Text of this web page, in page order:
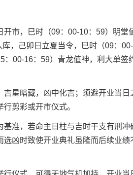
市，巳时（09：00-10：59）明堂
库，己卯日立夏当令，巳时（09：
00-16：59）青龙值神，利大单签
星暗藏，凶中化吉；须避开业当日
剪彩或开市仪式。
准，若命主日柱与吉时干支有刑冲
凶时致使开业典礼虽隆而后续业